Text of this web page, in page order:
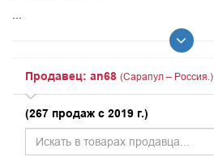
Продавец: an68 (Сарапул – Россия.)
(267 продаж с 2019 г.)